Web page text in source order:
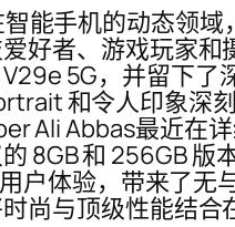
能手机的动态领
好者、游戏玩家
5G，并留下
和令人印象深
Ali Abbas最近
8GB 和 256GB
户体验，带来了
尚与顶级性能结